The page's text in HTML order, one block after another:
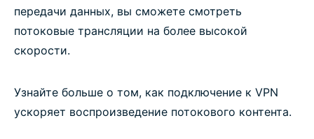
передачи данных, вы сможете смотреть
потоковые трансляции на более высокой
скорости.
Узнайте больше о том, как подключение к VPN
ускоряет воспроизведение потокового контента.